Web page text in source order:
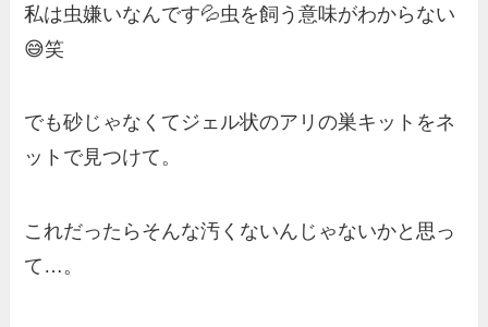
私は虫嫌いなんです💦虫を飼う意味がわからない
😅笑
でも砂じゃなくてジェル状のアリの巣キットをネ
ットで見つけて。
これだったらそんな汚くないんじゃないかと思っ
て…。